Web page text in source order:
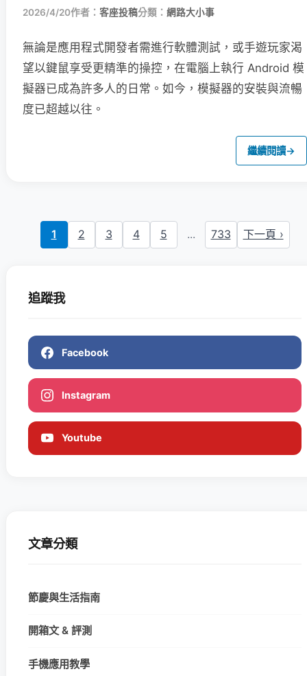
2026/4/20作者： 客座投稿分類： 網路大小事
無論是應用程式開發者需進行軟體測試，或手遊玩家渴
望以鍵鼠享受更精準的操控，在電腦上執行 Android 模
擬器已成為許多人的日常。如今，模擬器的安裝與流暢
度已超越以往。
繼續閱讀→
1 2 3 4 5 ... 733 下一頁 ›
追蹤我
Facebook
Instagram
Youtube
文章分類
節慶與生活指南
開箱文 & 評測
手機應用教學